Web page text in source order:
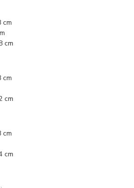
cm
cm
cm
cm
cm
cm